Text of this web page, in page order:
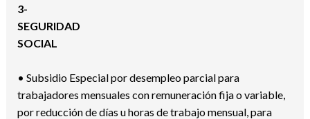
3-
SEGURIDAD
SOCIAL
• Subsidio Especial por desempleo parcial para
trabajadores mensuales con remuneración fija o variable,
por reducción de días u horas de trabajo mensual, para